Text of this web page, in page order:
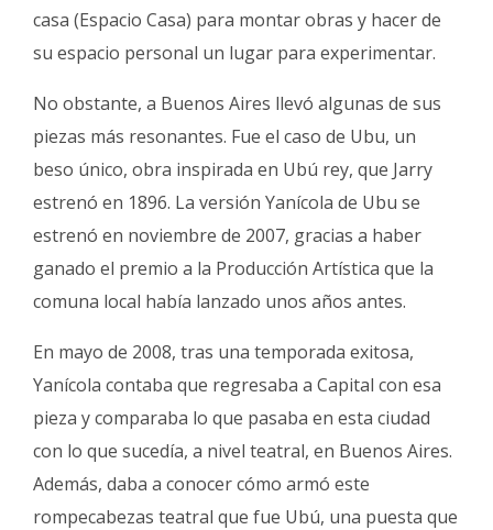
casa (Espacio Casa) para montar obras y hacer de
su espacio personal un lugar para experimentar.
No obstante, a Buenos Aires llevó algunas de sus
piezas más resonantes. Fue el caso de Ubu, un
beso único, obra inspirada en Ubú rey, que Jarry
estrenó en 1896. La versión Yanícola de Ubu se
estrenó en noviembre de 2007, gracias a haber
ganado el premio a la Producción Artística que la
comuna local había lanzado unos años antes.
En mayo de 2008, tras una temporada exitosa,
Yanícola contaba que regresaba a Capital con esa
pieza y comparaba lo que pasaba en esta ciudad
con lo que sucedía, a nivel teatral, en Buenos Aires.
Además, daba a conocer cómo armó este
rompecabezas teatral que fue Ubú, una puesta que